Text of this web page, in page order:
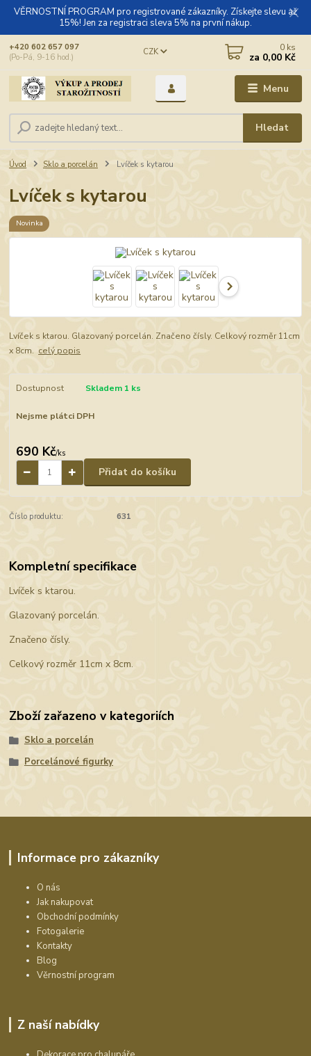
VĚRNOSTNÍ PROGRAM pro registrované zákazníky. Získejte slevu až
15%! Jen za registraci sleva 5% na první nákup.
Menu
CZK
Hledat
+420 602 657 097
(Po-Pá, 9-16 hod.)
0 ks
za 0,00 Kč
Úvod Sklo a porcelán Lvíček s kytarou
Lvíček s kytarou
Novinka
Lvíček s ktarou. Glazovaný porcelán. Značeno čísly. Celkový rozměr 11cm
x 8cm. celý popis
Dostupnost Skladem 1 ks
Nejsme plátci DPH
690 Kč/ks
Přidat do košíku
Číslo produktu: 631
Kompletní specifikace
Lvíček s ktarou.
Glazovaný porcelán.
Značeno čísly.
Celkový rozměr 11cm x 8cm.
Zboží zařazeno v kategoriích
Sklo a porcelán
Porcelánové figurky
Informace pro zákazníky
O nás
Jak nakupovat
Obchodní podmínky
Fotogalerie
Kontakty
Blog
Věrnostní program
Z naší nabídky